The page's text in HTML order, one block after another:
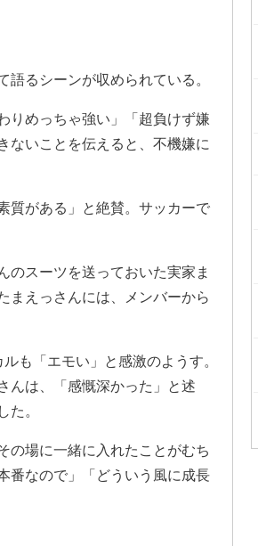
るシーンが収められている。
りめっちゃ強い」「超負けず嫌
ないことを伝えると、不機嫌に
質がある」と絶賛。サッカーで
のスーツを送っておいた実家ま
まえっさんには、メンバーから
も「エモい」と感激のようす。
んは、「感慨深かった」と述
た。
の場に一緒に入れたことがむち
番なので」「どういう風に成長